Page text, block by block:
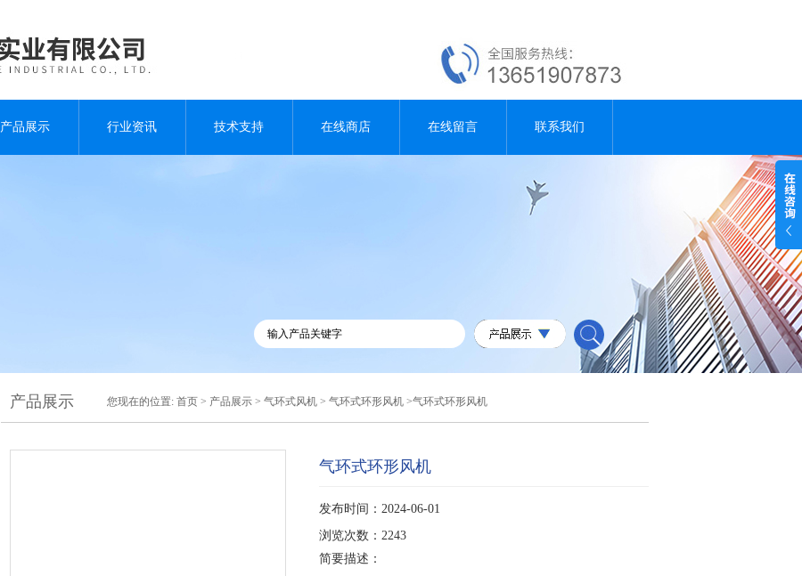
产品展示 行业资讯 技术支持 在线商店 在线留言 联系我们
产品展示 您现在的位置: 首页 > 产品展示 > 气环式风机 > 气环式环形风机 >气环式环形风机
气环式环形风机
发布时间：2024-06-01
浏览次数：2243
简要描述：